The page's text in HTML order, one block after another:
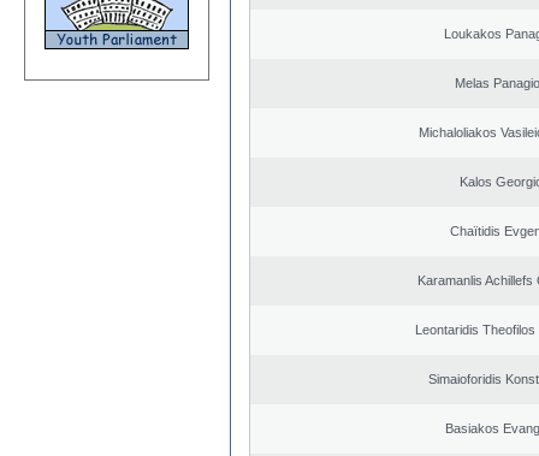
Loukakos
Melas
Michaloliakos
Kalos
Chaïtidis
Karamanlis Achillefs
Leontaridis
Simaioforidis
Basiakos